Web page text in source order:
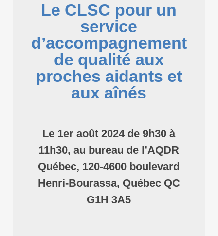
Le CLSC pour un
service
d’accompagnement
de qualité aux
proches aidants et
aux aînés
Le 1er août 2024 de 9h30 à
11h30, au bureau de l’AQDR
Québec, 120-4600 boulevard
Henri-Bourassa, Québec QC
G1H 3A5